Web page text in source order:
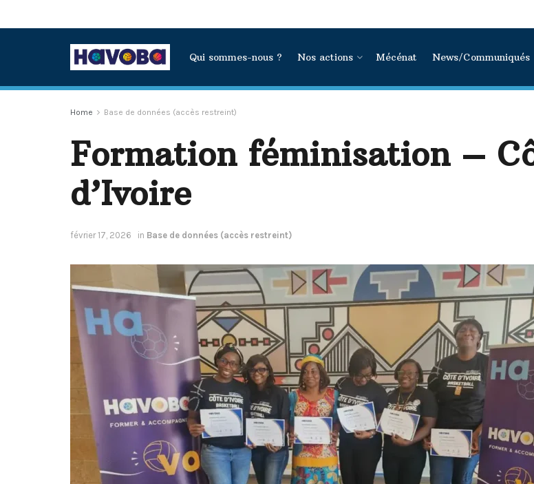
Qui sommes-nous ? Nos actions Mécénat News/Communiqués
Home Base de données (accès restreint)
Formation féminisation –
d’Ivoire
février 17, 2026 in Base de données (accès restreint)